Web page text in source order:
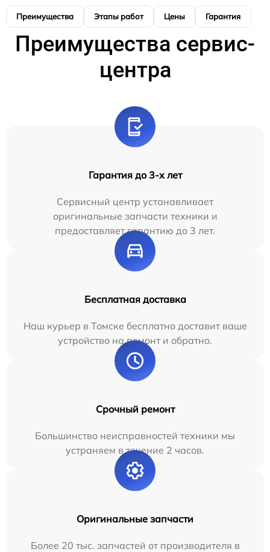
Преимущества Этапы работ Цены Гарантия
Преимущества сервис-
центра
Гарантия до 3-х лет
Сервисный центр устанавливает
оригинальные запчасти техники и
предоставляет гарантию до 3 лет.
Бесплатная доставка
Наш курьер в Томске бесплатно доставит ваше
устройство на ремонт и обратно.
Срочный ремонт
Большинство неисправностей техники мы
устраняем в течение 2 часов.
Оригинальные запчасти
Более 20 тыс. запчастей от производителя в